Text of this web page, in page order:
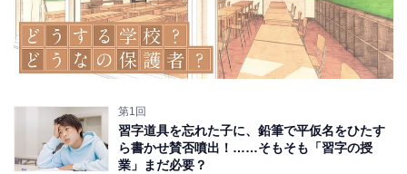
第1回
習字道具を忘れた子に、鉛筆で平仮名をひたす
ら書かせ賛否噴出！……そもそも「習字の授
業」まだ必要？